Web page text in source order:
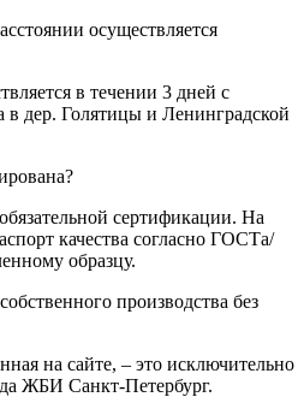
осуществляется
в течении 3 дней с
в дер. Голятицы и Ленинградской
сертификации. На
качества согласно ГОСТа/
образцу.
производства без
на сайте, – это исключительно
ЖБИ Санкт-Петербург.